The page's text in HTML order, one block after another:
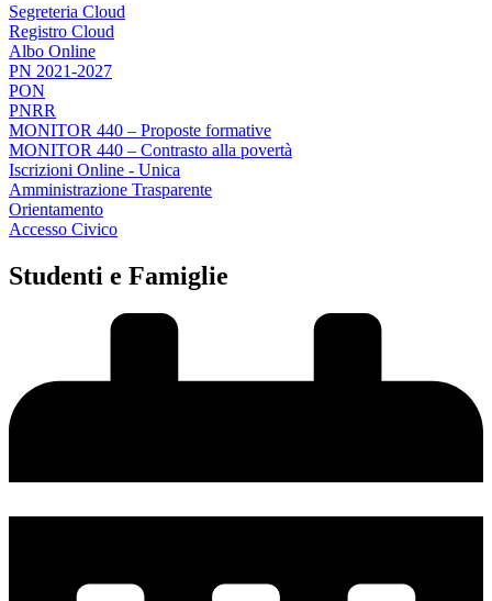
Segreteria Cloud
Registro Cloud
Albo Online
PN 2021-2027
PON
PNRR
MONITOR 440 – Proposte formative
MONITOR 440 – Contrasto alla povertà
Iscrizioni Online - Unica
Amministrazione Trasparente
Orientamento
Accesso Civico
Studenti e Famiglie